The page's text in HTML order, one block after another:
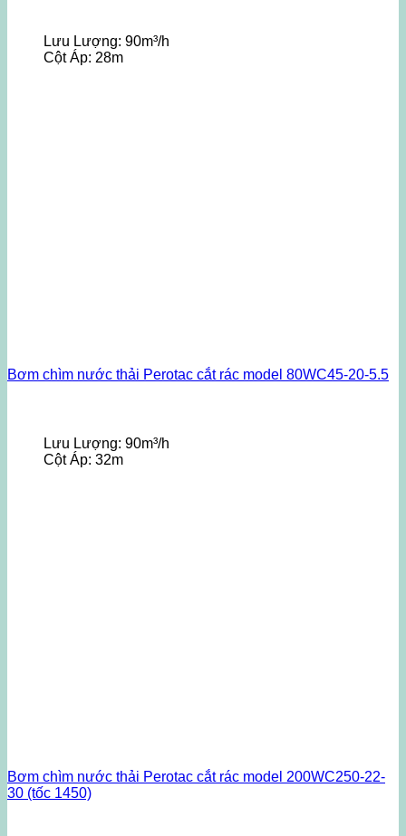
Lưu Lượng: 90m³/h
Cột Áp: 28m
Bơm chìm nước thải Perotac cắt rác model 80WC45-20-5.5
Lưu Lượng: 90m³/h
Cột Áp: 32m
Bơm chìm nước thải Perotac cắt rác model 200WC250-22-
30 (tốc 1450)